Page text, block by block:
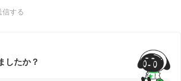
信する
したか？